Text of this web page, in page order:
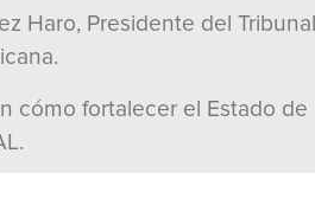
Haro, Presidente del
cómo fortalecer el Estado